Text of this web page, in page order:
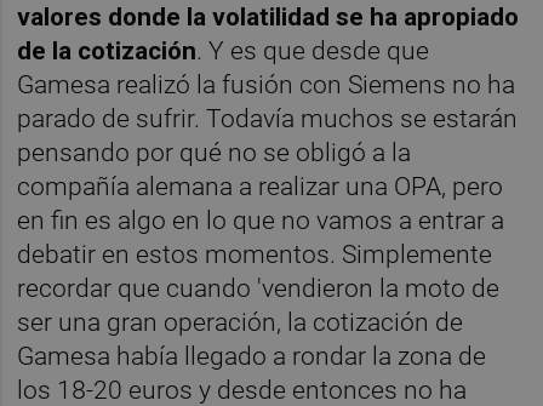
valores donde la volatilidad se ha apropiado
de la cotización. Y es que desde que
Gamesa realizó la fusión con Siemens no ha
parado de sufrir. Todavía muchos se estarán
pensando por qué no se obligó a la
compañía alemana a realizar una OPA, pero
en fin es algo en lo que no vamos a entrar a
debatir en estos momentos. Simplemente
recordar que cuando 'vendieron la moto de
ser una gran operación, la cotización de
Gamesa había llegado a rondar la zona de
los 18-20 euros y desde entonces no ha